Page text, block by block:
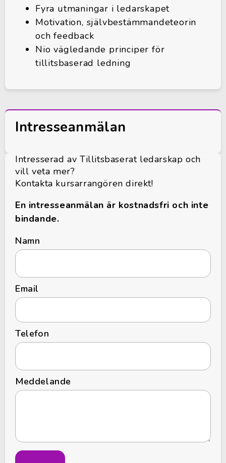
Fyra utmaningar i ledarskapet
Motivation, självbestämmandeteorin
och feedback
Nio vägledande principer för
tillitsbaserad ledning
Intresseanmälan
Intresserad av Tillitsbaserat ledarskap och
vill veta mer?
Kontakta kursarrangören direkt!
En intresseanmälan är kostnadsfri och inte
bindande.
Namn
Email
Telefon
Meddelande